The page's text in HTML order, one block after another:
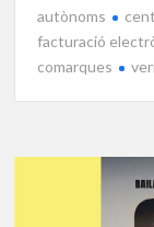
autònoms
facturació
comarques